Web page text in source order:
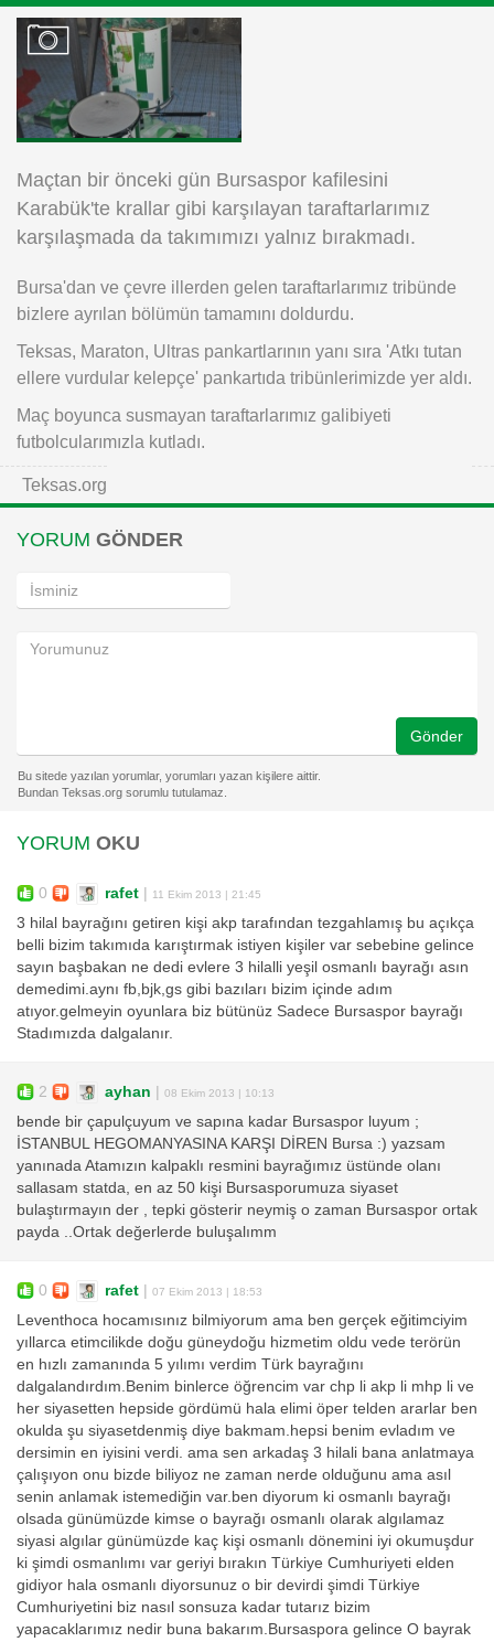
Instagram
Android
Maçtan bir önceki gün Bursaspor kafilesini
Karabük'te krallar gibi karşılayan taraftarlarımız
karşılaşmada da takımımızı yalnız bırakmadı.
Bursa'dan ve çevre illerden gelen taraftarlarımız tribünde
bizlere ayrılan bölümün tamamını doldurdu.
Teksas, Maraton, Ultras pankartlarının yanı sıra 'Atkı tutan
ellere vurdular kelepçe' pankartıda tribünlerimizde yer aldı.
Maç boyunca susmayan taraftarlarımız galibiyeti
futbolcularımızla kutladı.
Teksas.org
YORUM GÖNDER
Gönder
YORUM OKU
0 rafet | 11 Ekim 2013 | 21:45
3 hilal bayrağını getiren kişi akp tarafından tezgahlamış bu açıkça
belli bizim takımıda karıştırmak istiyen kişiler var sebebine gelince
sayın başbakan ne dedi evlere 3 hilalli yeşil osmanlı bayrağı asın
demedimi.aynı fb,bjk,gs gibi bazıları bizim içinde adım
atıyor.gelmeyin oyunlara biz bütünüz Sadece Bursaspor bayrağı
Stadımızda dalgalanır.
2 ayhan | 08 Ekim 2013 | 10:13
bende bir çapulçuyum ve sapına kadar Bursaspor luyum ;
İSTANBUL HEGOMANYASINA KARŞI DİREN Bursa :) yazsam
yanınada Atamızın kalpaklı resmini bayrağımız üstünde olanı
sallasam statda, en az 50 kişi Bursasporumuza siyaset
bulaştırmayın der , tepki gösterir neymiş o zaman Bursaspor ortak
payda ..Ortak değerlerde buluşalımm
0 rafet | 07 Ekim 2013 | 18:53
Leventhoca hocamısınız bilmiyorum ama ben gerçek eğitimciyim
yıllarca etimcilikde doğu güneydoğu hizmetim oldu vede terörün
en hızlı zamanında 5 yılımı verdim Türk bayrağını
dalgalandırdım.Benim binlerce öğrencim var chp li akp li mhp li ve
her siyasetten hepside gördümü hala elimi öper telden ararlar ben
okulda şu siyasetdenmiş diye bakmam.hepsi benim evladım ve
dersimin en iyisini verdi. ama sen arkadaş 3 hilali bana anlatmaya
çalışıyon onu bizde biliyoz ne zaman nerde olduğunu ama asıl
senin anlamak istemediğin var.ben diyorum ki osmanlı bayrağı
olsada günümüzde kimse o bayrağı osmanlı olarak algılamaz
siyasi algılar günümüzde kaç kişi osmanlı dönemini iyi okumuşdur
ki şimdi osmanlımı var geriyi bırakın Türkiye Cumhuriyeti elden
gidiyor hala osmanlı diyorsunuz o bir devirdi şimdi Türkiye
Cumhuriyetini biz nasıl sonsuza kadar tutarız bizim
yapacaklarımız nedir buna bakarım.Bursaspora gelince O bayrak